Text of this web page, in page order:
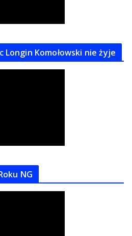
Longin Komołowski nie żyje
NG